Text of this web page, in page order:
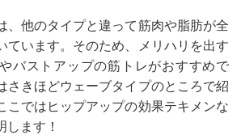
、他のタイプと違って筋肉や脂肪が全
ています。そのため、メリハリを出す
バストアップの筋トレがおすすめで
さきほどウェーブタイプのところで紹
こではヒップアップの効果テキメンな
します！